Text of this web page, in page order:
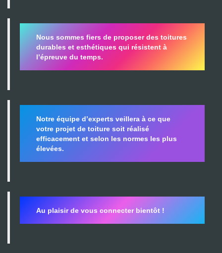
Nous sommes fiers de proposer des toitures
durables et esthétiques qui résistent à
l’épreuve du temps.
Notre équipe d’experts veillera à ce que
votre projet de toiture soit réalisé
efficacement et selon les normes les plus
élevées.
Au plaisir de vous connecter bientôt !